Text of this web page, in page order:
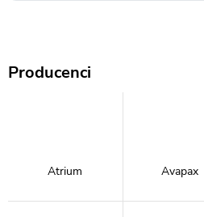
Producenci
Atrium Avapax